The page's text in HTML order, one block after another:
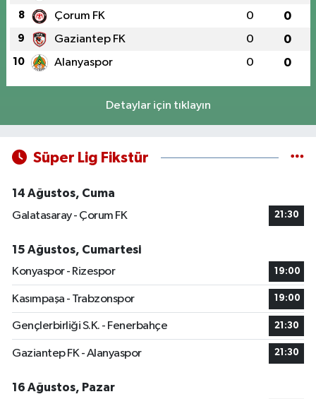
8 Çorum FK 0 0
9 Gaziantep FK 0 0
10 Alanyaspor 0 0
Detaylar için tıklayın
Süper Lig Fikstür
14 Ağustos, Cuma
Galatasaray - Çorum FK
21:30
15 Ağustos, Cumartesi
Konyaspor - Rizespor
19:00
Kasımpaşa - Trabzonspor 19:00
Gençlerbirliği S.K. - Fenerbahçe 21:30
Gaziantep FK - Alanyaspor 21:30
16 Ağustos, Pazar